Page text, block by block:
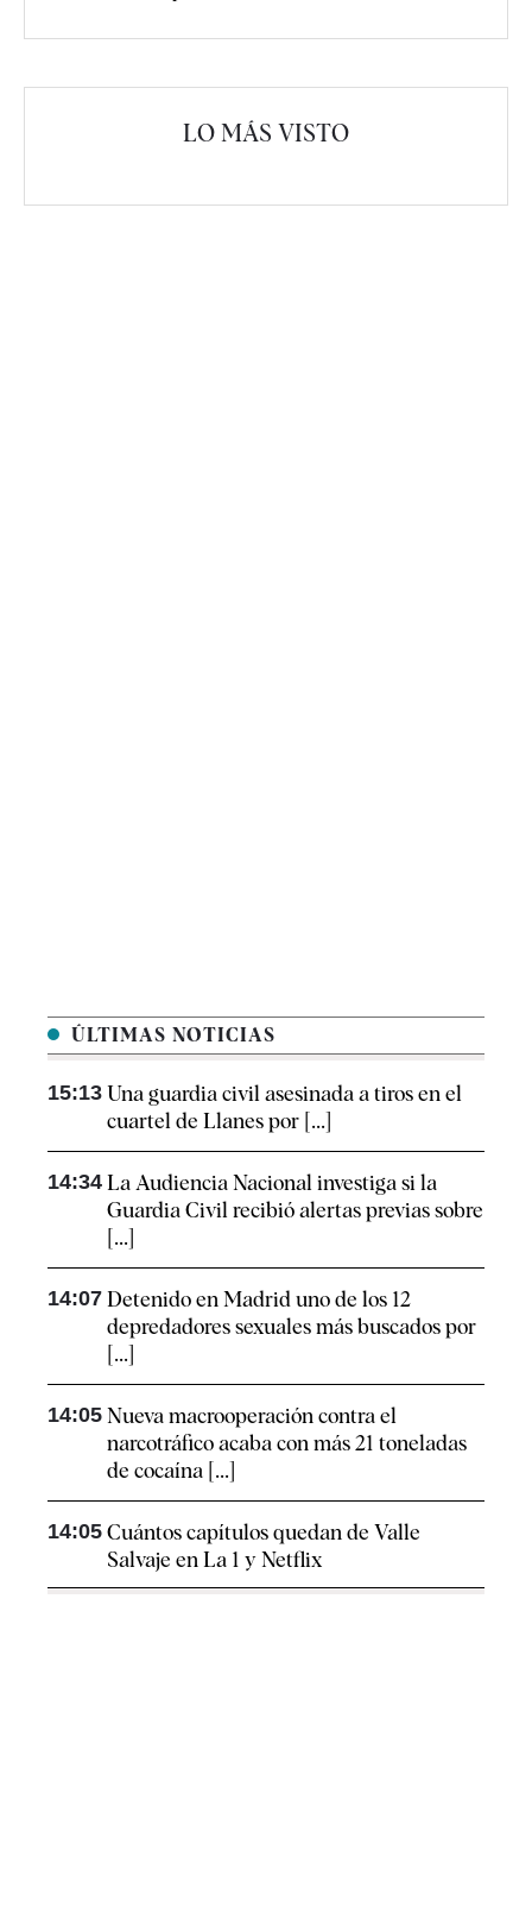
LO MÁS VISTO
ÚLTIMAS NOTICIAS
15:13 Una guardia civil asesinada a tiros en el
cuartel de Llanes por [...]
14:34 La Audiencia Nacional investiga si la
Guardia Civil recibió alertas previas sobre
[...]
14:07 Detenido en Madrid uno de los 12
depredadores sexuales más buscados por
[...]
14:05 Nueva macrooperación contra el
narcotráfico acaba con más 21 toneladas
de cocaína [...]
14:05 Cuántos capítulos quedan de Valle
Salvaje en La 1 y Netflix